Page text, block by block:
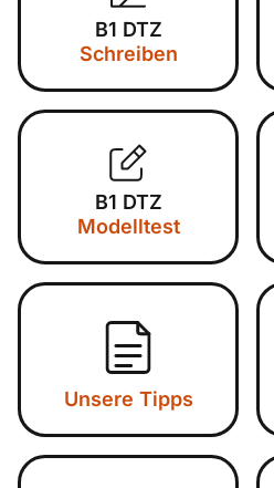
B1 DTZ
Schreiben
B1 DTZ
Modelltest
Unsere Tipps